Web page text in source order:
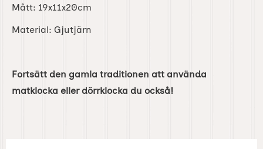
Mått: 19x11x20cm
Material: Gjutjärn
Fortsätt den gamla traditionen att använda
matklocka eller dörrklocka du också!